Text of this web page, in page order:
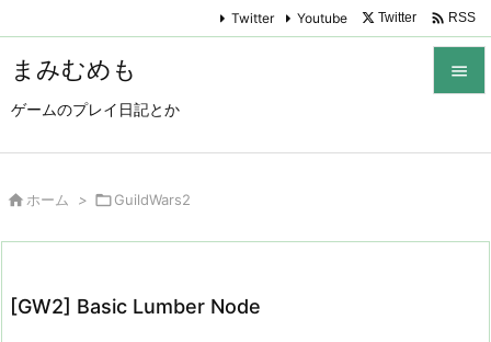
まみむめも
ゲームのプレイ日記とか

Twitter Youtube Twitter  RSS
 ホーム > GuildWars2
[GW2] Basic Lumber Node